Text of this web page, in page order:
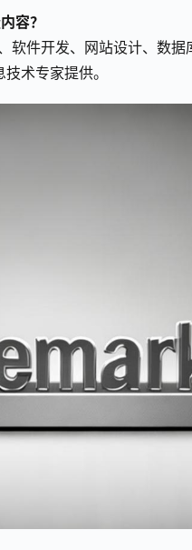
容？
软件开发、网站设计、数
术专家提供。